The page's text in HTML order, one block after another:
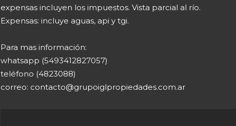
expensas incluyen los impuestos. Vista parcial al río.
Expensas: incluye aguas, api y tgi.
Para mas información:
whatsapp (5493412827057)
teléfono (4823088)
correo: contacto@grupoiglpropiedades.com.ar